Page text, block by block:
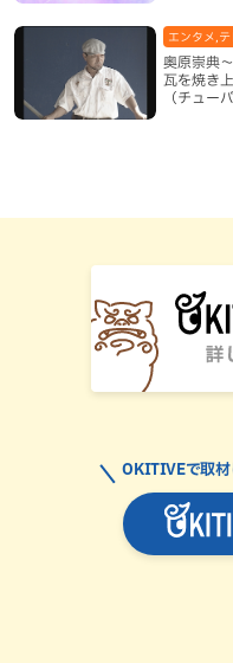
奥原崇典
瓦を焼き
（チュー
エンタメ,
OKITIVEで取材